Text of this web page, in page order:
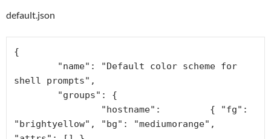
default.json
{
shell prompts",
"brightyellow", "bg": "mediumorange",